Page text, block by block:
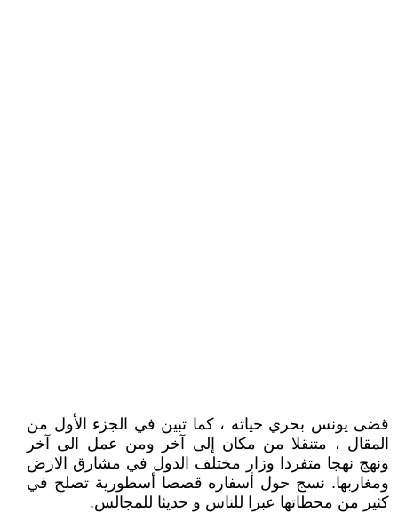
قضى يونس بحري حياته ، كما تبين في الجزء الأول من
المقال ، متنقلا من مكان إلى آخر ومن عمل الى آخر
ونهج نهجا متفردا وزار مختلف الدول في مشارق الارض
ومغاربها. نسج حول أسفاره قصصا أسطورية تصلح في
كثير من محطاتها عبرا للناس و حديثا للمجالس.